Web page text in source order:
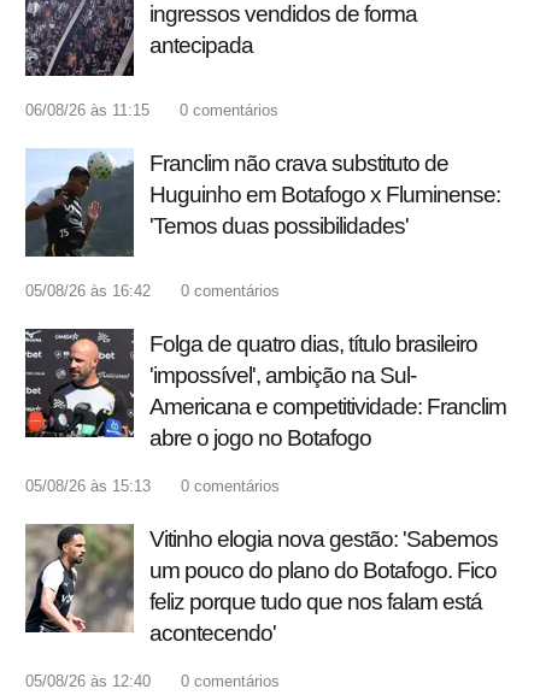
ingressos vendidos de forma
antecipada
06/08/26 às 11:15 0 comentários
Franclim não crava substituto de
Huguinho em Botafogo x Fluminense:
'Temos duas possibilidades'
05/08/26 às 16:42 0 comentários
Folga de quatro dias, título brasileiro
'impossível', ambição na Sul-
Americana e competitividade: Franclim
abre o jogo no Botafogo
05/08/26 às 15:13 0 comentários
Vitinho elogia nova gestão: 'Sabemos
um pouco do plano do Botafogo. Fico
feliz porque tudo que nos falam está
acontecendo'
05/08/26 às 12:40 0 comentários